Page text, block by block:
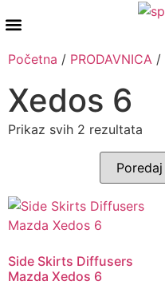
Početna / PRODAVNICA /
Xedos 6
Prikaz svih 2 rezultata
Side Skirts Diffusers
Mazda Xedos 6